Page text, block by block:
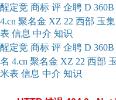
醒定竞 商标 评 企聘 D 360B
4.cn 聚名金 XZ 22 西部 玉集
表 信息 中介 知识